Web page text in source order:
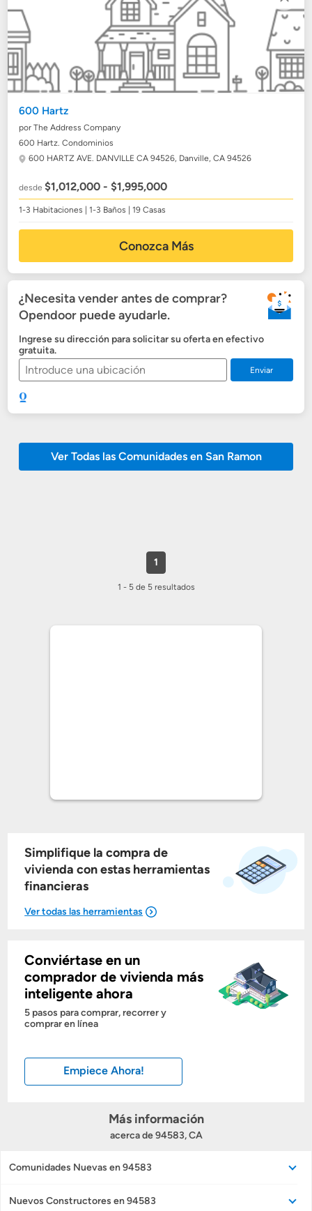
600 Hartz
por The Address Company
600 Hartz. Condominios
600 HARTZ AVE. DANVILLE CA 94526, Danville, CA 94526
desde$1,012,000 - $1,995,000
1-3 Habitaciones | 1-3 Baños | 19 Casas
Conozca Más
¿Necesita vender antes de comprar?
Opendoor puede ayudarle.
Ingrese su dirección para solicitar su oferta en efectivo
gratuita.
Enviar
Ver Todas las Comunidades en San Ramon
1
1 - 5 de 5 resultados
Simplifique la compra de
vivienda con estas herramientas
financieras
Mostrarme lo que puedo pagar
Costos casa nueva vs. usada
Calcular mi hipoteca
Obtener Aprobación Previa
Conviértase en un
comprador de vivienda más
inteligente ahora
5 pasos para comprar, recorrer y
comprar en línea
Empiece Ahora!
Más información
acerca de 94583, CA
Comunidades Nuevas en 94583
Nuevos Constructores en 94583